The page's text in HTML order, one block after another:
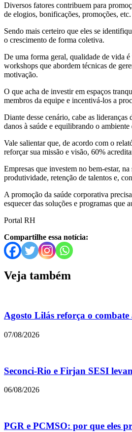
Diversos fatores contribuem para
de elogios, bonificações, promoções,
Sendo mais certeiro que eles se
o crescimento de forma coletiva.
De uma forma geral, qualidade de vida
workshops que abordem técnicas de
motivação.
O que acha de investir em espaços
membros da equipe e incentivá-los a
Diante desse cenário, cabe as
danos à saúde e equilibrando o ambiente
Vale salientar que, de acordo com o
reforçar sua missão e visão, 60%
Empresas que investem no bem-estar,
produtividade, retenção de talentos e,
A promoção da saúde corporativa
esquecer das soluções e programas que
Portal RH
Compartilhe essa notícia:
Veja também
Agosto Lilás reforça o
07/08/2026
Seconci-Rio e Firjan SESI
06/08/2026
PGR e PCMSO: por que eles